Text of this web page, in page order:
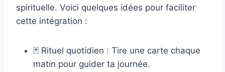
spirituelle. Voici quelques idées pour faciliter
cette intégration :
🃏 Rituel quotidien : Tire une carte chaque
matin pour guider ta journée.